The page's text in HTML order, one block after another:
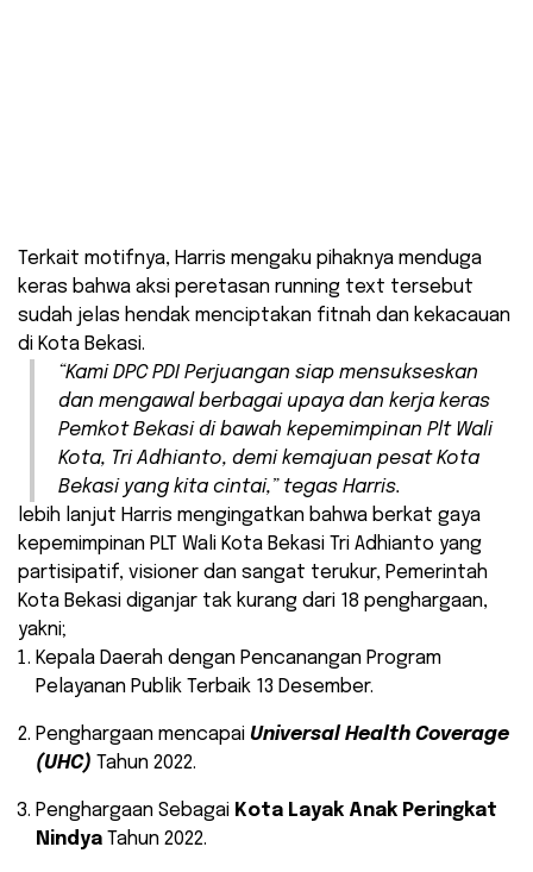
Terkait motifnya, Harris mengaku pihaknya menduga
keras bahwa aksi peretasan running text tersebut
sudah jelas hendak menciptakan fitnah dan kekacauan
di Kota Bekasi.
“Kami DPC PDI Perjuangan siap mensukseskan
dan mengawal berbagai upaya dan kerja keras
Pemkot Bekasi di bawah kepemimpinan Plt Wali
Kota, Tri Adhianto, demi kemajuan pesat Kota
Bekasi yang kita cintai,” tegas Harris.
lebih lanjut Harris mengingatkan bahwa berkat gaya
kepemimpinan PLT Wali Kota Bekasi Tri Adhianto yang
partisipatif, visioner dan sangat terukur, Pemerintah
Kota Bekasi diganjar tak kurang dari 18 penghargaan,
yakni;
Kepala Daerah dengan Pencanangan Program
Pelayanan Publik Terbaik 13 Desember.
Penghargaan mencapai Universal Health Coverage
(UHC) Tahun 2022.
Penghargaan Sebagai Kota Layak Anak Peringkat
Nindya Tahun 2022.